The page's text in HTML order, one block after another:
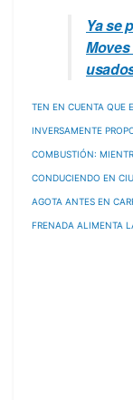
Ya se
TEN EN CUENTA QUE
INVERSAMENTE
COMBUSTIÓN:
CONDUCIENDO EN
AGOTA ANTES EN
FRENADA ALIMENTA